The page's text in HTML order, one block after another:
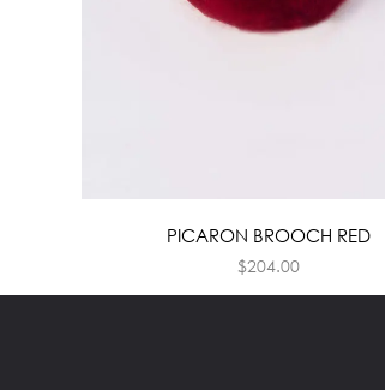
PICARON BROOCH RED
$204.00